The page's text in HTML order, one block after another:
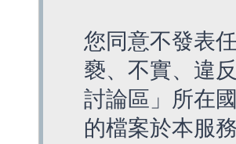
您同意不發表
褻、不實、違
討論區」所在
的檔案於本服